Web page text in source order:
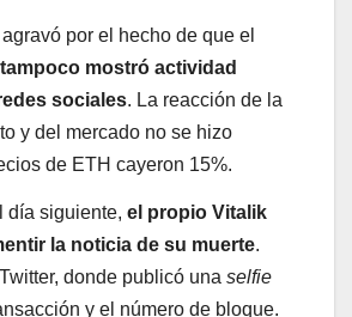
por el hecho de que el
mostró actividad
sociales. La reacción de la
y del mercado no se hizo
de ETH cayeron 15%.
día siguiente, el propio Vitalik
la noticia de su muerte.
donde publicó una selfie
y el número de bloque.